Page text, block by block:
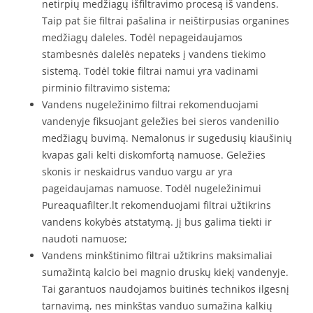
netirpių medžiagų išfiltravimo procesą iš vandens.
Taip pat šie filtrai pašalina ir neištirpusias organines
medžiagų daleles. Todėl nepageidaujamos
stambesnės dalelės nepateks į vandens tiekimo
sistemą. Todėl tokie filtrai namui yra vadinami
pirminio filtravimo sistema;
Vandens nugeležinimo filtrai rekomenduojami
vandenyje fiksuojant geležies bei sieros vandenilio
medžiagų buvimą. Nemalonus ir sugedusių kiaušinių
kvapas gali kelti diskomfortą namuose. Geležies
skonis ir neskaidrus vanduo vargu ar yra
pageidaujamas namuose. Todėl nugeležinimui
Pureaquafilter.lt rekomenduojami filtrai užtikrins
vandens kokybės atstatymą. Jį bus galima tiekti ir
naudoti namuose;
Vandens minkštinimo filtrai užtikrins maksimaliai
sumažintą kalcio bei magnio druskų kiekį vandenyje.
Tai garantuos naudojamos buitinės technikos ilgesnį
tarnavimą, nes minkštas vanduo sumažina kalkių